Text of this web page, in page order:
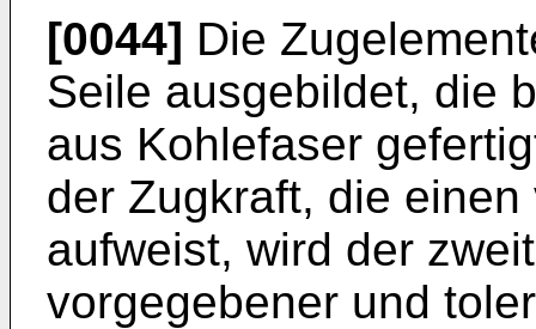
[0044] Die
Seile ausgebildet, die
aus Kohlefaser
der Zugkraft, die
aufweist, wird der
vorgegebener und